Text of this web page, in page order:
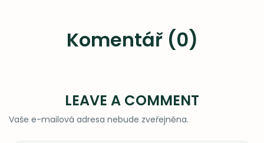
Komentář (0)
LEAVE A COMMENT
Vaše e-mailová adresa nebude zveřejněna.